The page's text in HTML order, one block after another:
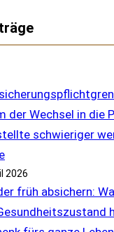
der Wechsel in die
schwieriger
2026
früh absichern: